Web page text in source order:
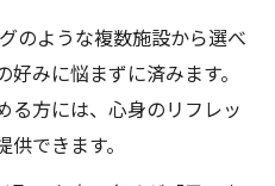
のような複数施設から選べ
みに悩まずに済みます。
る方には、心身のリフレッ
できます。